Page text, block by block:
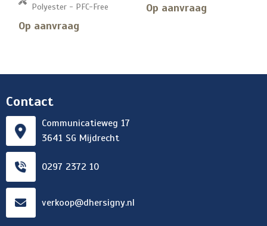
Polyester - PFC-Free
Op aanvraag
Op aanvraag
Contact
Communicatieweg 17
3641 SG Mijdrecht
0297 2372 10
verkoop@dhersigny.nl